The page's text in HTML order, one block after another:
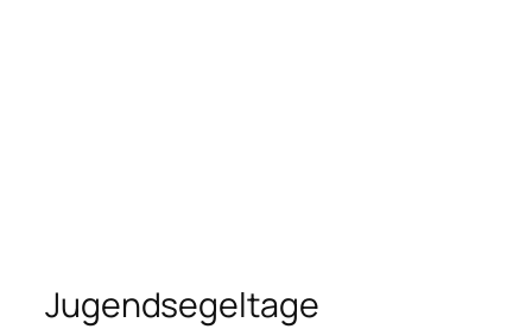
Jugendsegeltage